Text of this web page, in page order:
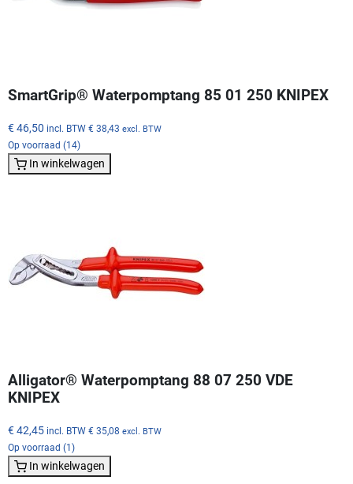
SmartGrip® Waterpomptang 85 01 250 KNIPEX
€ 46,50 incl. BTW € 38,43 excl. BTW
Op voorraad (14)
In winkelwagen
Alligator® Waterpomptang 88 07 250 VDE
KNIPEX
€ 42,45 incl. BTW € 35,08 excl. BTW
Op voorraad (1)
In winkelwagen